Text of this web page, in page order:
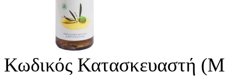
Κωδικός Κατασκευαστή